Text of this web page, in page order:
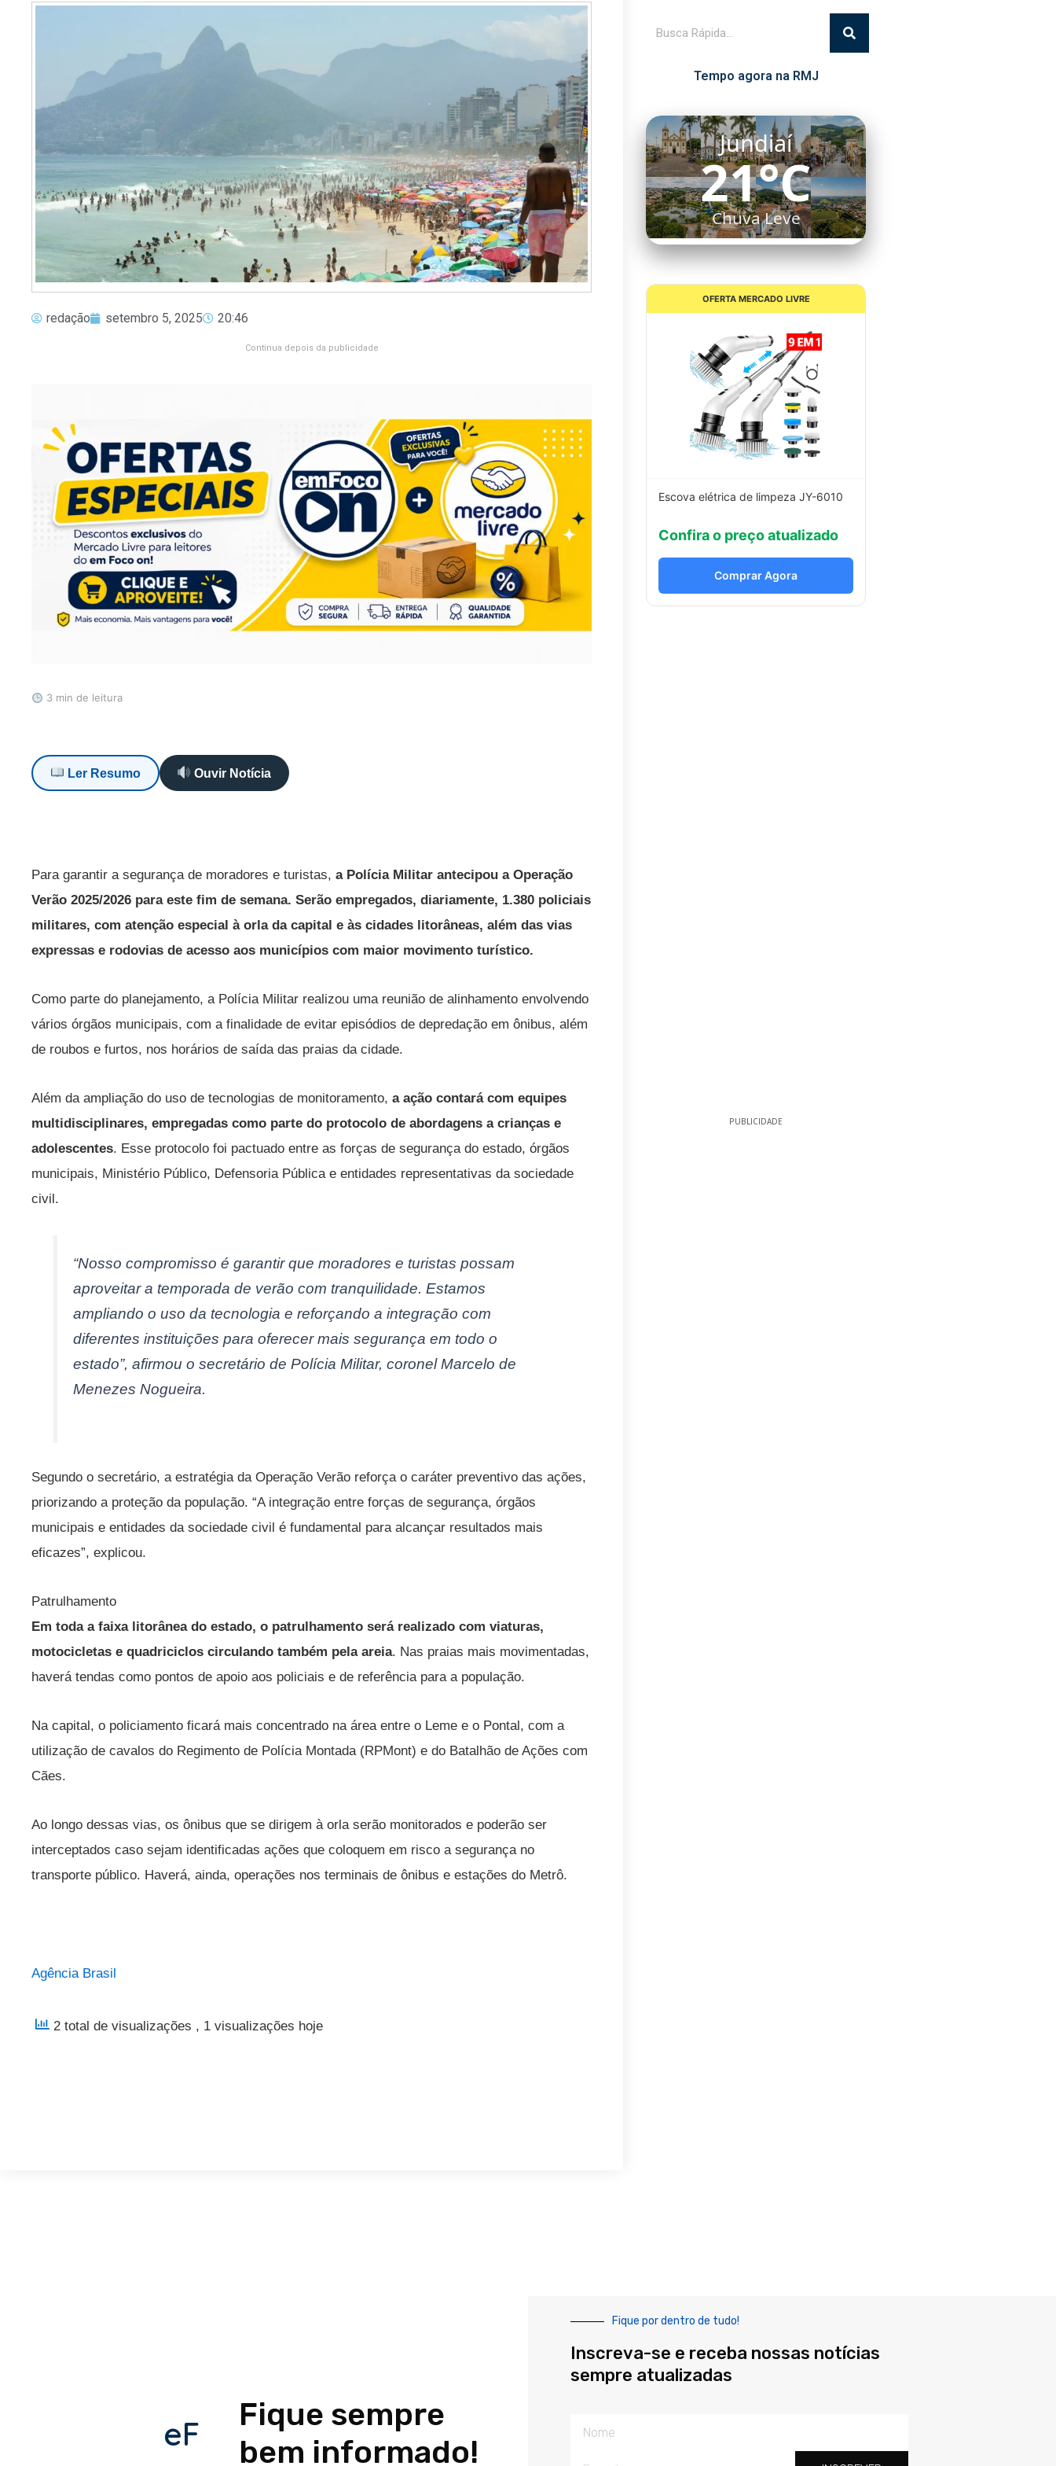
redação setembro 5, 2025 20:46
Continua depois da publicidade
3 min de leitura
Ler Resumo Ouvir Notícia
Para garantir a segurança de moradores e turistas, a Polícia Militar antecipou a Operação
Verão 2025/2026 para este fim de semana. Serão empregados, diariamente, 1.380 policiais
militares, com atenção especial à orla da capital e às cidades litorâneas, além das vias
expressas e rodovias de acesso aos municípios com maior movimento turístico.
Como parte do planejamento, a Polícia Militar realizou uma reunião de alinhamento envolvendo
vários órgãos municipais, com a finalidade de evitar episódios de depredação em ônibus, além
de roubos e furtos, nos horários de saída das praias da cidade.
Além da ampliação do uso de tecnologias de monitoramento, a ação contará com equipes
multidisciplinares, empregadas como parte do protocolo de abordagens a crianças e
adolescentes. Esse protocolo foi pactuado entre as forças de segurança do estado, órgãos
municipais, Ministério Público, Defensoria Pública e entidades representativas da sociedade
civil.
“Nosso compromisso é garantir que moradores e turistas possam
aproveitar a temporada de verão com tranquilidade. Estamos
ampliando o uso da tecnologia e reforçando a integração com
diferentes instituições para oferecer mais segurança em todo o
estado”, afirmou o secretário de Polícia Militar, coronel Marcelo de
Menezes Nogueira.
Segundo o secretário, a estratégia da Operação Verão reforça o caráter preventivo das ações,
priorizando a proteção da população. “A integração entre forças de segurança, órgãos
municipais e entidades da sociedade civil é fundamental para alcançar resultados mais
eficazes”, explicou.
Patrulhamento
Em toda a faixa litorânea do estado, o patrulhamento será realizado com viaturas,
motocicletas e quadriciclos circulando também pela areia. Nas praias mais movimentadas,
haverá tendas como pontos de apoio aos policiais e de referência para a população.
Na capital, o policiamento ficará mais concentrado na área entre o Leme e o Pontal, com a
utilização de cavalos do Regimento de Polícia Montada (RPMont) e do Batalhão de Ações com
Cães.
Ao longo dessas vias, os ônibus que se dirigem à orla serão monitorados e poderão ser
interceptados caso sejam identificadas ações que coloquem em risco a segurança no
transporte público. Haverá, ainda, operações nos terminais de ônibus e estações do Metrô.
Agência Brasil
2 total de visualizações , 1 visualizações hoje
Tempo agora na RMJ
Jundiaí
21°C
Chuva Leve
OFERTA MERCADO LIVRE
Escova elétrica de limpeza JY-6010
Confira o preço atualizado
Comprar Agora
PUBLICIDADE
eF
Fique sempre
bem informado!
Fique por dentro de tudo!
Inscreva-se e receba nossas notícias
sempre atualizadas